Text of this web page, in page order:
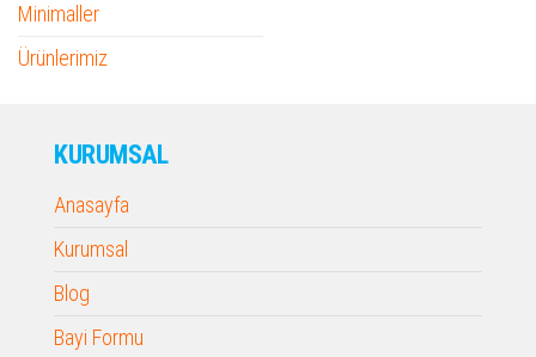
Minimaller
Ürünlerimiz
KURUMSAL
Anasayfa
Kurumsal
Blog
Bayi Formu